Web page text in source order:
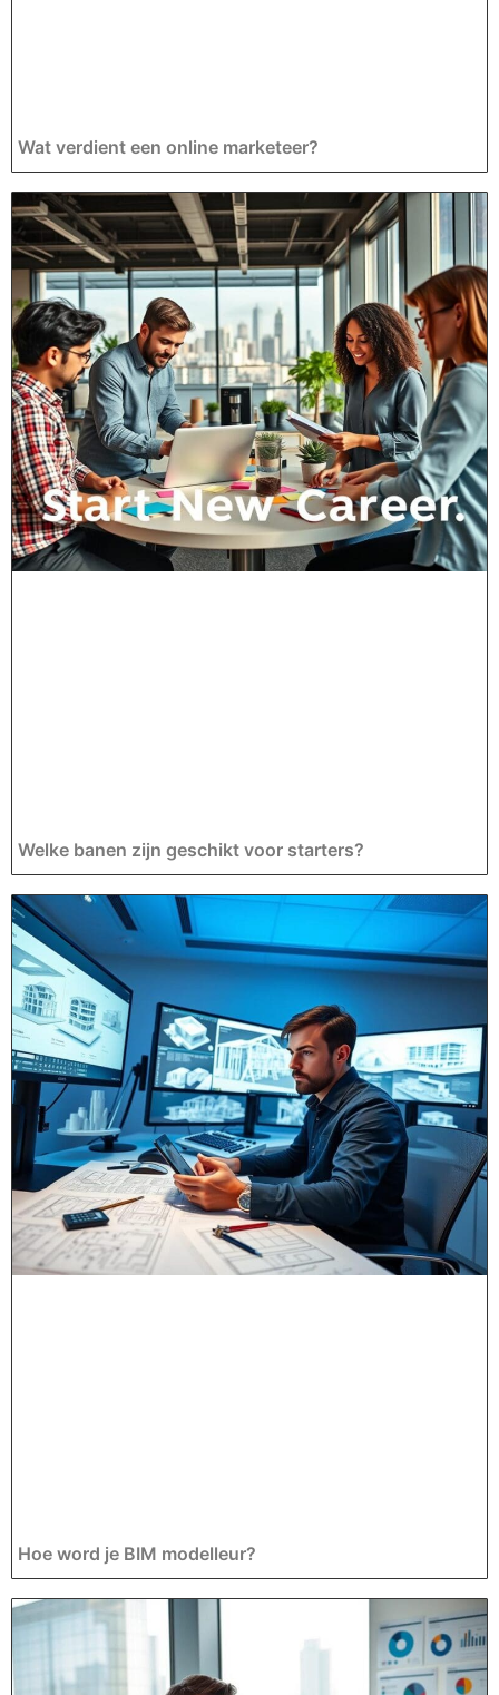
Wat verdient een online marketeer?
Welke banen zijn geschikt voor starters?
Hoe word je BIM modelleur?